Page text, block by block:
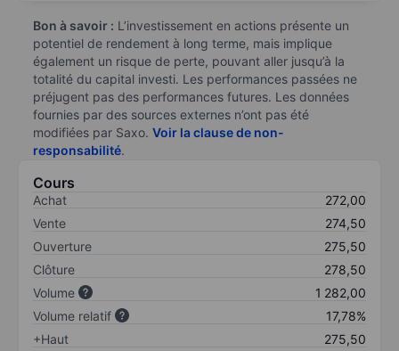
Bon à savoir : L’investissement en actions présente un
potentiel de rendement à long terme, mais implique
également un risque de perte, pouvant aller jusqu’à la
totalité du capital investi. Les performances passées ne
préjugent pas des performances futures. Les données
fournies par des sources externes n’ont pas été
modifiées par Saxo. Voir la clause de non-
responsabilité.
Cours
Achat
272,00
Vente
274,50
Ouverture
275,50
Clôture
278,50
Volume
1 282,00
Volume relatif
17,78%
+Haut
275,50